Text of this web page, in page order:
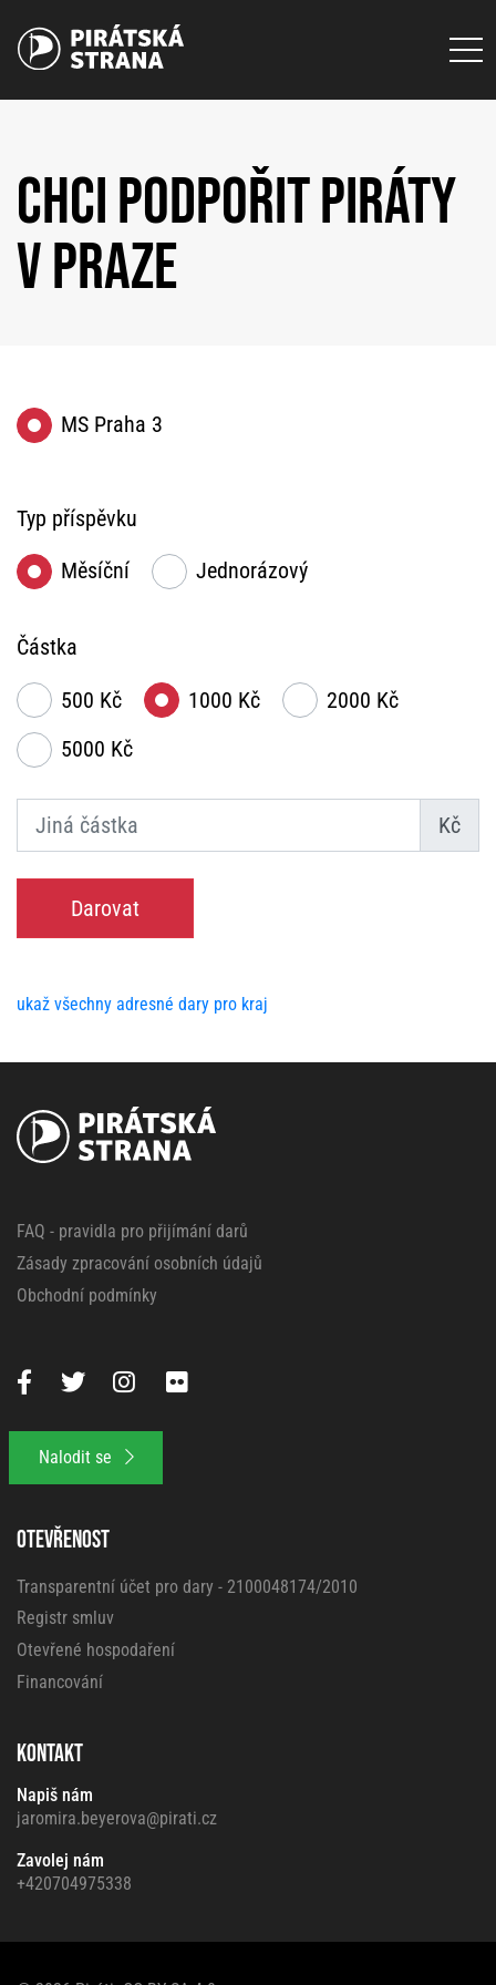
CHCI PODPOŘIT PIRÁTY
V PRAZE
MS Praha 3
Typ příspěvku
Měsíční
Jednorázový
Částka
500 Kč
1000 Kč
2000 Kč
5000 Kč
Darovat
Kč
ukaž všechny adresné dary pro kraj
FAQ - pravidla pro přijímání darů
Zásady zpracování osobních údajů
Obchodní podmínky
OTEVŘENOST
Transparentní účet pro dary - 2100048174/2010
Registr smluv
Otevřené hospodaření
Financování
KONTAKT
Napiš nám
jaromira.beyerova@pirati.cz
Zavolej nám
+420704975338
Nalodit se